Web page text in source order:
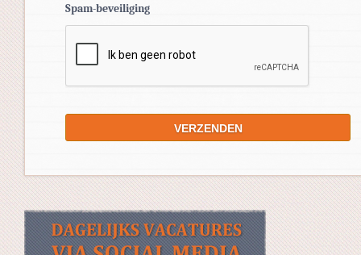
Spam-beveiliging